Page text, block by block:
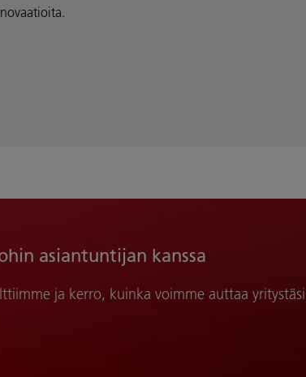
asiantuntijan kanssa
ja kerro, kuinka voimme auttaa